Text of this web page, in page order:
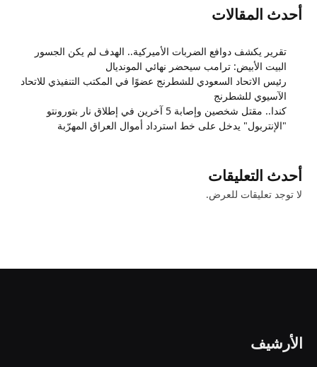
أحدث المقالات
تقرير يكشف دوافع الضربات الأميركية.. الهدف لم يكن الجسور
البيت الأبيض: ترامب سيحضر نهائي المونديال
رئيس الاتحاد السعودي للشطرنج عضوًا في المكتب التنفيذي للاتحاد
الآسيوي للشطرنج
كندا.. مقتل شخصين وإصابة 5 آخرين في إطلاق نار بتورونتو
"الإنتربول" يدخل على خط استرداد أموال العراق المهرّبة
أحدث التعليقات
لا توجد تعليقات للعرض.
الأرشيف